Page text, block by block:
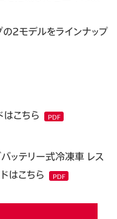
2モデルをラインナップ
はこちら PDF
ッテリー式冷凍車 レス
はこちら
PDF